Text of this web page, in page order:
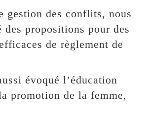
gestion des conflits, nous
des propositions pour des
de règlement de
évoqué l’éducation
promotion de la femme,